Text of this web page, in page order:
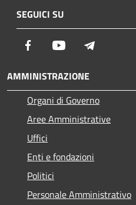
SEGUICI SU
Facebook Youtube
AMMINISTRAZIONE
Organi di Governo
Aree Amministrative
Uffici
Enti e fondazioni
Politici
Personale Amministrativo